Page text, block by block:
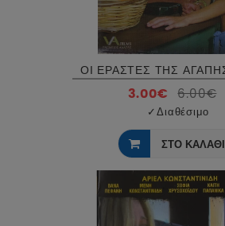
3.00€ 6.00€
✓Διαθέσιμο
ΣΤΟ ΚΑΛΑΘΙ